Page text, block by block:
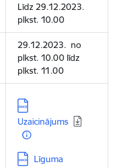
Līdz 29.12.2023.
plkst. 10.00
29.12.2023. no
plkst. 10.00 līdz
plkst. 11.00
Lejupielādēt:
Uzaicinājums
Lejupielādēt:
Līguma